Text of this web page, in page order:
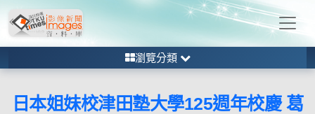
瀏覽分類
日本姐妹校津田塾大學125週年校慶 葛